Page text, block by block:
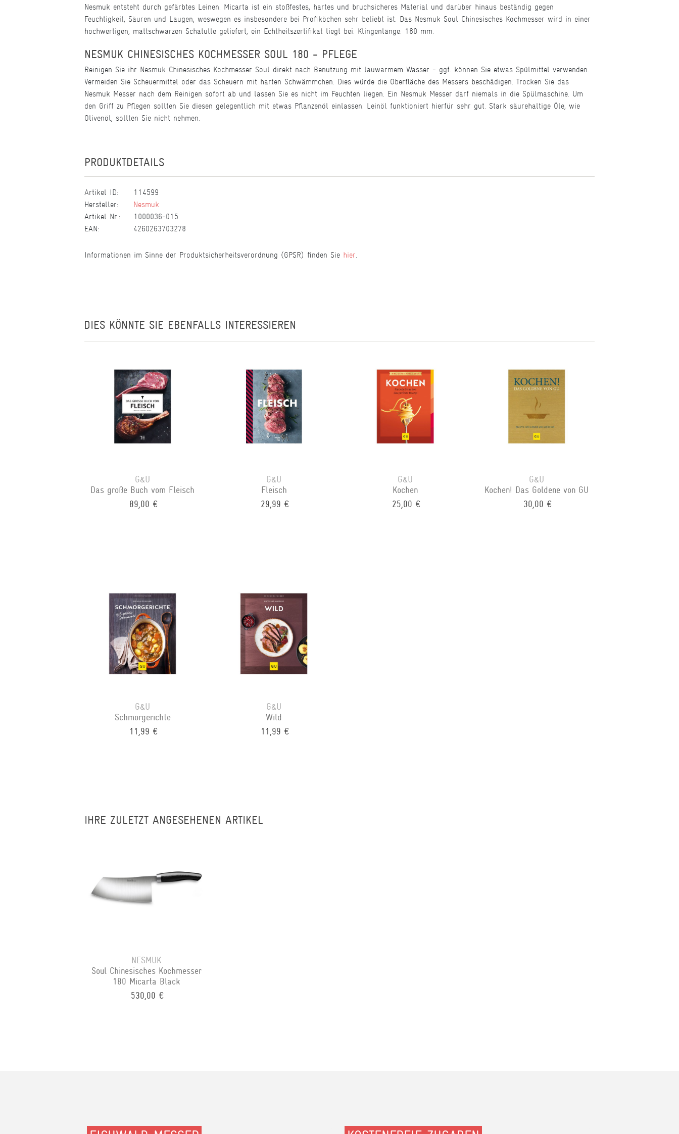
Nesmuk entsteht durch gefärbtes Leinen. Micarta ist ein stoßfestes, hartes und bruchsicheres Material und darüber hinaus beständig gegen
Feuchtigkeit, Säuren und Laugen, weswegen es insbesondere bei Profiköchen sehr beliebt ist. Das Nesmuk Soul Chinesisches Kochmesser wird in einer
hochwertigen, mattschwarzen Schatulle geliefert, ein Echtheitszertifikat liegt bei. Klingenlänge: 180 mm.
NESMUK CHINESISCHES KOCHMESSER SOUL 180 - PFLEGE
Reinigen Sie ihr Nesmuk Chinesisches Kochmesser Soul direkt nach Benutzung mit lauwarmem Wasser - ggf. können Sie etwas Spülmittel verwenden.
Vermeiden Sie Scheuermittel oder das Scheuern mit harten Schwämmchen. Dies würde die Oberfläche des Messers beschädigen. Trocken Sie das
Nesmuk Messer nach dem Reinigen sofort ab und lassen Sie es nicht im Feuchten liegen. Ein Nesmuk Messer darf niemals in die Spülmaschine. Um
den Griff zu Pflegen sollten Sie diesen gelegentlich mit etwas Pflanzenöl einlassen. Leinöl funktioniert hierfür sehr gut. Stark säurehaltige Öle, wie
Olivenöl, sollten Sie nicht nehmen.
PRODUKTDETAILS
Artikel ID:
114599
Hersteller:
Nesmuk
Artikel Nr.:
1000036-015
EAN:
4260263703278
Informationen im Sinne der Produktsicherheitsverordnung (GPSR) finden Sie hier.
DIES KÖNNTE SIE EBENFALLS INTERESSIEREN
G&U
Das große Buch vom Fleisch
89,00 €
G&U
Fleisch
29,99 €
G&U
Kochen
25,00 €
G&U
Kochen! Das Goldene von GU
30,00 €
G&U
Schmorgerichte
11,99 €
G&U
Wild
11,99 €
IHRE ZULETZT ANGESEHENEN ARTIKEL
NESMUK
Soul Chinesisches Kochmesser
180 Micarta Black
530,00 €